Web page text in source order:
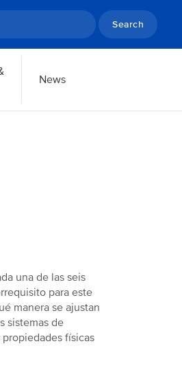
News
una de las seis
para este
manera se ajustan
sistemas de
físicas